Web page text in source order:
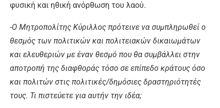
φυσική και ηθική ανόρθωση του λαού.
-Ο Μητροπολίτης Κύριλλος πρότεινε να συμπληρωθεί ο
θεσμός των πολιτικών και πολιτειακών δικαιωμάτων
και ελευθεριών με έναν θεσμό που θα συμβάλλει στην
αποτροπή της διαφθοράς τόσο σε επίπεδο κράτους όσο
και πολιτών στις πολιτικές/δημόσιες δραστηριότητές
τους. Τι πιστεύετε για αυτήν την ιδέα;